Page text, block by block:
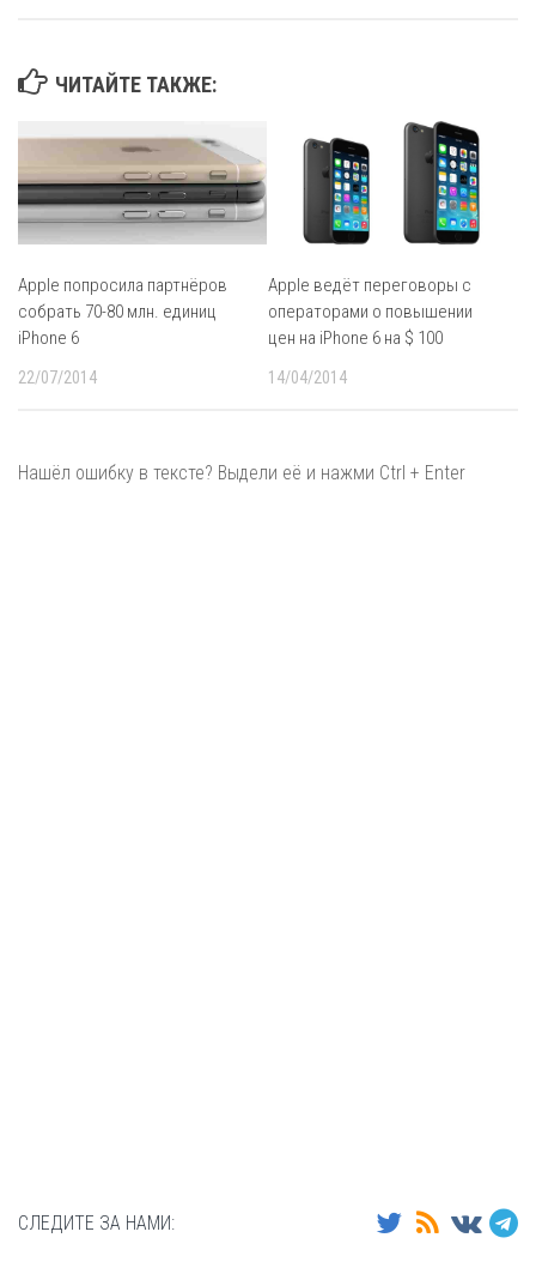
ЧИТАЙТЕ ТАКЖЕ:
Apple попросила партнёров
собрать 70-80 млн. единиц
iPhone 6
22/07/2014
Apple ведёт переговоры с
операторами о повышении
цен на iPhone 6 на $ 100
14/04/2014
Нашёл ошибку в тексте? Выдели её и нажми Ctrl + Enter
СЛЕДИТЕ ЗА НАМИ: